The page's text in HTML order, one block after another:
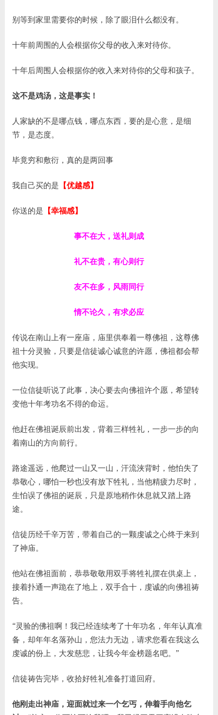
别等到家里需要你的时候，除了眼泪什么都没有。
十年前周围的人会根据你父母的收入来对待你。
十年后周围人会根据你的收入来对待你的父母和孩子。
这不是鸡汤，这是事实！
人家缺的不是哪点钱，哪点东西，要的是心意，是细
节，是态度。
毕竟穷和敷衍，真的是两回事
我自己买的是 【优越感】
你送的是 【幸福感】
事不在大，送礼则成
礼不在贵，有心则行
友不在多，风雨同行
情不论久，有求必应
传说在南山上有一座庙，庙里供奉着一尊佛祖，这尊佛
祖十分灵验，只要是信徒诚心诚意的许愿，佛祖都会帮
他实现。
一位信徒听说了此事，决心要去向佛祖许个愿，希望转
变他十年考功名不得的命运。
他赶在佛祖诞辰前出发，背着三样牲礼，一步一步的向
着南山的方向前行。
路途遥远，他爬过一山又一山，汗流浃背时，他怕失了
恭敬心，哪怕一秒也没有放下牲礼，当他精疲力尽时，
生怕误了佛祖的诞辰，只是原地稍作休息就又踏上路
途。
信徒历经千辛万苦，带着自己的一颗虔诚之心终于来到
了神庙。
他站在佛祖面前，恭恭敬敬用双手将牲礼摆在供桌上，
接着扑通一声跪在了地上，双手合十，虔诚的向佛祖祷
告。
“灵验的佛祖啊！我已经连续考了十年功名，年年认真准
备，却年年名落孙山，您法力无边，请求您看在我这么
虔诚的份上，大发慈悲，让我今年金榜题名吧。”
信徒祷告完毕，收拾好牲礼准备打道回府。
他刚走出神庙，迎面就过来一个乞丐，伸着手向他乞